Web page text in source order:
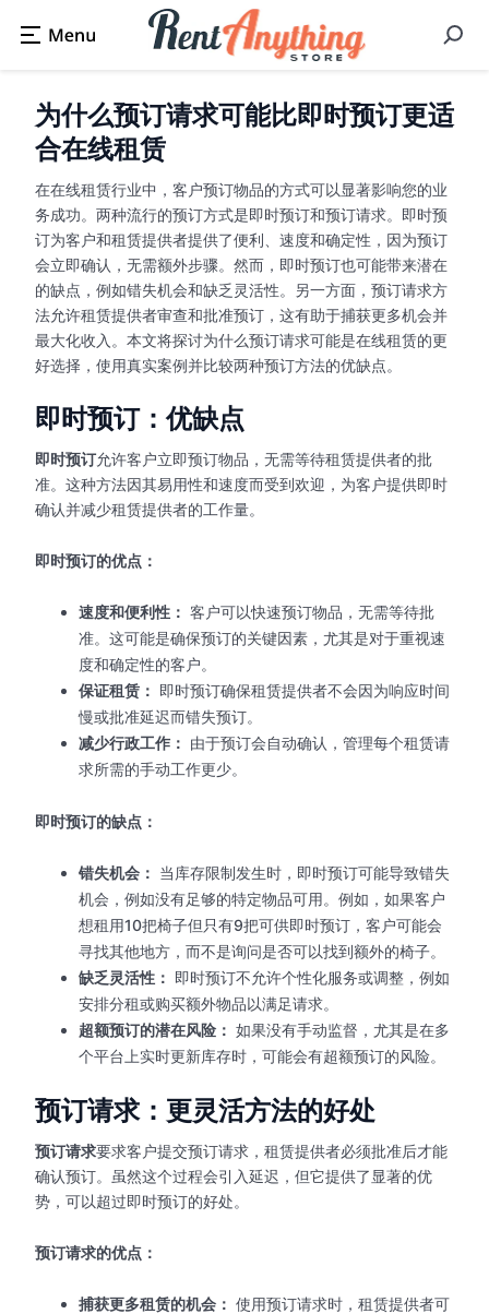
为什么预订请求可能比即时预订更适
合在线租赁
在在线租赁行业中，客户预订物品的方式可以显著影响您的业
务成功。两种流行的预订方式是即时预订和预订请求。即时预
订为客户和租赁提供者提供了便利、速度和确定性，因为预订
会立即确认，无需额外步骤。然而，即时预订也可能带来潜在
的缺点，例如错失机会和缺乏灵活性。另一方面，预订请求方
法允许租赁提供者审查和批准预订，这有助于捕获更多机会并
最大化收入。本文将探讨为什么预订请求可能是在线租赁的更
好选择，使用真实案例并比较两种预订方法的优缺点。
即时预订：优缺点
即时预订允许客户立即预订物品，无需等待租赁提供者的批
准。这种方法因其易用性和速度而受到欢迎，为客户提供即时
确认并减少租赁提供者的工作量。
即时预订的优点：
速度和便利性： 客户可以快速预订物品，无需等待批
准。这可能是确保预订的关键因素，尤其是对于重视速
度和确定性的客户。
保证租赁： 即时预订确保租赁提供者不会因为响应时间
慢或批准延迟而错失预订。
减少行政工作： 由于预订会自动确认，管理每个租赁请
求所需的手动工作更少。
即时预订的缺点：
错失机会： 当库存限制发生时，即时预订可能导致错失
机会，例如没有足够的特定物品可用。例如，如果客户
想租用10把椅子但只有9把可供即时预订，客户可能会
寻找其他地方，而不是询问是否可以找到额外的椅子。
缺乏灵活性： 即时预订不允许个性化服务或调整，例如
安排分租或购买额外物品以满足请求。
超额预订的潜在风险： 如果没有手动监督，尤其是在多
个平台上实时更新库存时，可能会有超额预订的风险。
预订请求：更灵活方法的好处
预订请求要求客户提交预订请求，租赁提供者必须批准后才能
确认预订。虽然这个过程会引入延迟，但它提供了显著的优
势，可以超过即时预订的好处。
预订请求的优点：
捕获更多租赁的机会： 使用预订请求时，租赁提供者可